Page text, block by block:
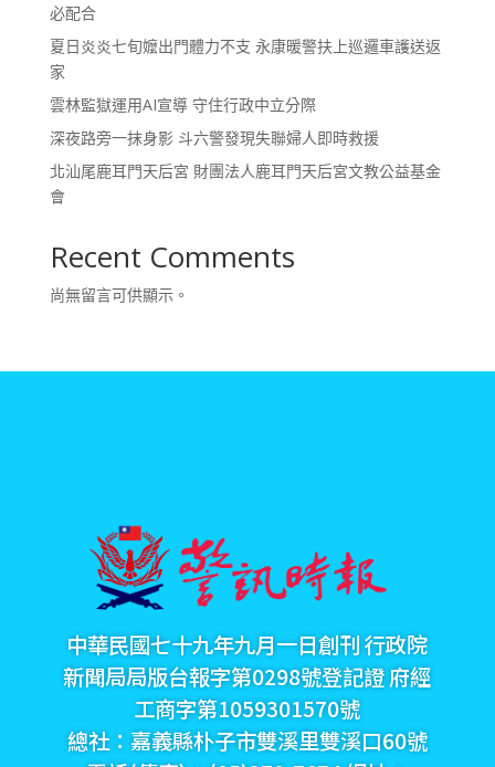
必配合
夏日炎炎七旬嬤出門體力不支 永康暖警扶上巡邏車護送返
家
雲林監獄運用AI宣導 守住行政中立分際
深夜路旁一抹身影 斗六警發現失聯婦人即時救援
北汕尾鹿耳門天后宮 財團法人鹿耳門天后宮文教公益基金
會
Recent Comments
尚無留言可供顯示。
中華民國七十九年九月一日創刊 行政院
新聞局局版台報字第0298號登記證 府經
工商字第1059301570號
總社：嘉義縣朴子市雙溪里雙溪口60號